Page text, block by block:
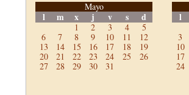
Mayo
l m x j v s d
1 2 3 4
5
6
7 8 9 10 11
12
13
14 15 16 17 18
19
20
21 22 23 24 25
26
27
28 29 30 31
l
3
10
17
24